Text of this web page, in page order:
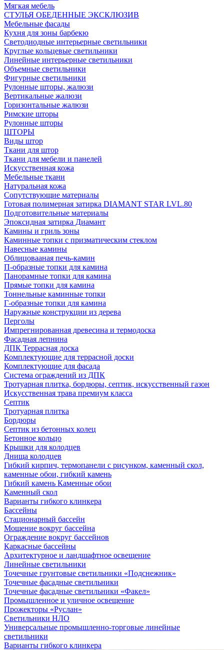
Мягкая мебель
СТУЛЬЯ ОБЕДЕННЫЕ ЭКСКЛЮЗИВ
Мебельные фасады
Кухня для зоны барбекю
Светодиодные интерьерные светильники
Круглые кольцевые светильники
Линейные интерьерные светильники
Объемные светильники
Фигурные светильники
Рулонные шторы, жалюзи
Вертикальные жалюзи
Горизонтальные жалюзи
Римские шторы
Рулонные шторы
ШТОРЫ
Виды штор
Ткани для штор
Ткани для мебели и панелей
Искусственная кожа
Мебельные ткани
Натуральная кожа
Сопутствующие материалы
Готовая полимерная затирка DIAMANT STAR LVL.80
Подготовительные материалы
Эпоксидная затирка Диамант
Камины и гриль зоны
Каминные топки с призматическим стеклом
Навесные камины
Облицовааная печь-камин
П-образные топки для камина
Панорамные топки для камина
Прямые топки для камина
Тоннельные каминные топки
Г-образные топки для камина
Наружные конструкции из дерева
Перголы
Импрегнированная древесина и термодоска
Фасадная лепнина
ДПК Террасная доска
Комплектующие для террасной доски
Комплектующие для фасада
Система ограждений из ДПК
Тротуарная плитка, бордюры, септик, искусственный газон
Искусственная трава премиум класса
Септик
Тротуарная плитка
Бордюры
Септик из бетонных колец
Бетонное кольцо
Крышки для колодцев
Днища колодцев
Гибкий кирпич, термопанели с рисунком, каменный скол,
каменные обои, гибкий камень
Гибкий камень Каменные обои
Каменный скол
Варианты гибкого клинкера
Бассейны
Стационарный бассейн
Мощение вокруг бассейна
Ограждение вокруг бассейнов
Каркасные бассейны
Архитектурное и ландшафтное освещение
Линейные светильники
Точечные грунтовые светильники «Подснежник»
Точечные фасадные светильники
Точечные фасадные светильники «Факел»
Промышленное и уличное освещение
Прожекторы «Руслан»
Светильники НЛО
Универсальные промышленно-торговые линейные
светильники
Варианты гибкого клинкера